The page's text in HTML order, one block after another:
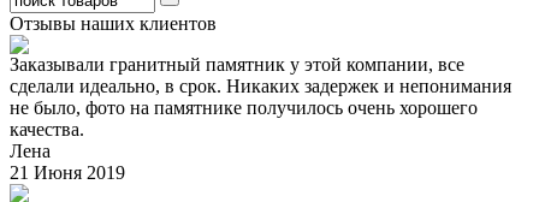
Отзывы наших клиентов
Заказывали гранитный памятник у этой компании, все
сделали идеально, в срок. Никаких задержек и непонимания
не было, фото на памятнике получилось очень хорошего
качества.
Лена
21 Июня 2019